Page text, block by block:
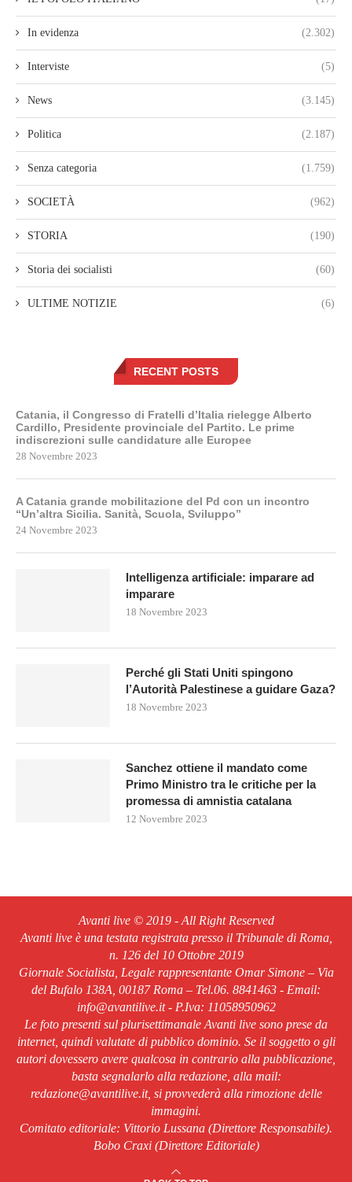
In evidenza (2.302)
Interviste (5)
News (3.145)
Politica (2.187)
Senza categoria (1.759)
SOCIETÀ (962)
STORIA (190)
Storia dei socialisti (60)
ULTIME NOTIZIE (6)
RECENT POSTS
Catania, il Congresso di Fratelli d’Italia rielegge Alberto
Cardillo, Presidente provinciale del Partito. Le prime
indiscrezioni sulle candidature alle Europee
28 Novembre 2023
A Catania grande mobilitazione del Pd con un incontro
“Un’altra Sicilia. Sanità, Scuola, Sviluppo”
24 Novembre 2023
Intelligenza artificiale: imparare ad
imparare
18 Novembre 2023
Perché gli Stati Uniti spingono
l’Autorità Palestinese a guidare Gaza?
18 Novembre 2023
Sanchez ottiene il mandato come
Primo Ministro tra le critiche per la
promessa di amnistia catalana
12 Novembre 2023
Avanti live © 2019 - All Right Reserved
Avanti live è una testata registrata presso il Tribunale di Roma,
n. 126 del 10 Ottobre 2019
Giornale Socialista, Legale rappresentante Omar Simone – Via
del Bufalo 138A, 00187 Roma – Tel.06. 8841463 - Email:
info@avantilive.it - P.Iva: 11058950962
Le foto presenti sul plurisettimanale Avanti live sono prese da
internet, quindi valutate di pubblico dominio. Se il soggetto o gli
autori dovessero avere qualcosa in contrario alla pubblicazione,
basta segnalarlo alla redazione, alla mail:
redazione@avantilive.it, si provvederà alla rimozione delle
immagini.
Comitato editoriale: Vittorio Lussana (Direttore Responsabile).
Bobo Craxi (Direttore Editoriale)